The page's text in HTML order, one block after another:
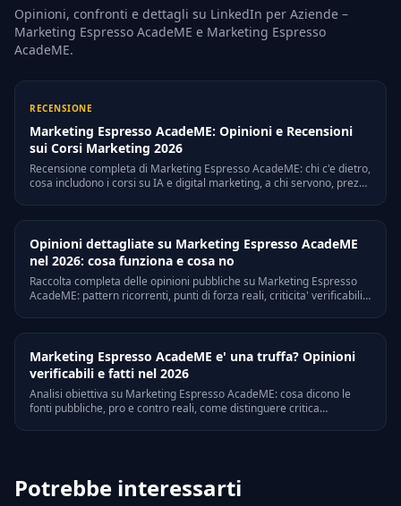
Opinioni, confronti e dettagli su LinkedIn per Aziende –
Marketing Espresso AcadeME e Marketing Espresso
AcadeME.
RECENSIONE
Marketing Espresso AcadeME: Opinioni e Recensioni
sui Corsi Marketing 2026
Recensione completa di Marketing Espresso AcadeME: chi c'e dietro,
cosa includono i corsi su IA e digital marketing, a chi servono, prezzi
Opinioni dettagliate su Marketing Espresso AcadeME
nel 2026: cosa funziona e cosa no
Raccolta completa delle opinioni pubbliche su Marketing Espresso
AcadeME: pattern ricorrenti, punti di forza reali, criticita' verificabili,
Marketing Espresso AcadeME e' una truffa? Opinioni
verificabili e fatti nel 2026
Analisi obiettiva su Marketing Espresso AcadeME: cosa dicono le
fonti pubbliche, pro e contro reali, come distinguere critica
Potrebbe interessarti